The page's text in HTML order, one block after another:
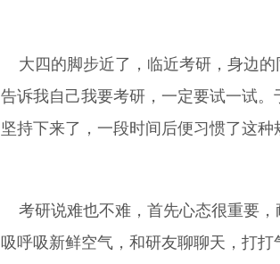
大四的脚步近了，临近考研，身边的
告诉我自己我要考研，一定要试一试
坚持下来了，一段时间后便习惯了这
考研说难也不难，首先心态很重要，
吸呼吸新鲜空气，和研友聊聊天，打